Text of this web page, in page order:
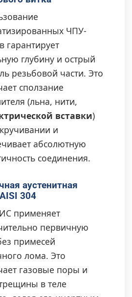
ЧПУ-
гарантирует
глубину и острый
резьбовой части. Это
сползание
(льна, нити,
вставки)
и
абсолютную
соединения.
аустенитная
304
применяет
первичную
примесей
лома. Это
газовые поры и
в теле